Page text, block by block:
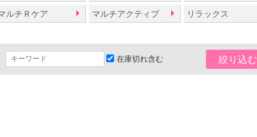
ルチＲケア マルチアクティブ リラックス
在庫切れ含む 絞り込む